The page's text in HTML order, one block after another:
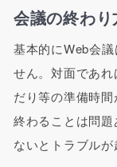
会議の終わり
基本的にWeb会
せん。対面であ
だり等の準備時
終わることは問
ないとトラブルが